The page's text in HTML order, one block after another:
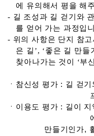
에 유의해서 평을 해
- 길 조성과 길 걷기와
를 얻어 가는 과정입
- 위의 사항은 단지 참
은 길’, ‘좋은 길 만
찾아나가는 것이 ‘부
ㆍ참신성 평가 : 길 걷
ㆍ이용도 평가 : 길이
만들기인가, 활동